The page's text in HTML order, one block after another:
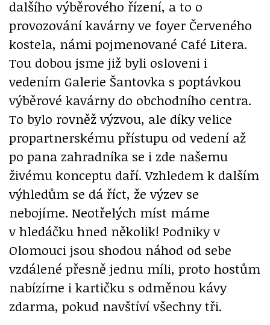
dalšího výběrového řízení, a to o
provozování kavárny ve foyer Červeného
kostela, námi pojmenované Café Litera.
Tou dobou jsme již byli osloveni i
vedením Galerie Šantovka s poptávkou
výběrové kavárny do obchodního centra.
To bylo rovněž výzvou, ale díky velice
propartnerskému přístupu od vedení až
po pana zahradníka se i zde našemu
živému konceptu daří. Vzhledem k dalším
výhledům se dá říct, že výzev se
nebojíme. Neotřelých míst máme
v hledáčku hned několik! Podniky v
Olomouci jsou shodou náhod od sebe
vzdálené přesně jednu míli, proto hostům
nabízíme i kartičku s odměnou kávy
zdarma, pokud navštíví všechny tři.